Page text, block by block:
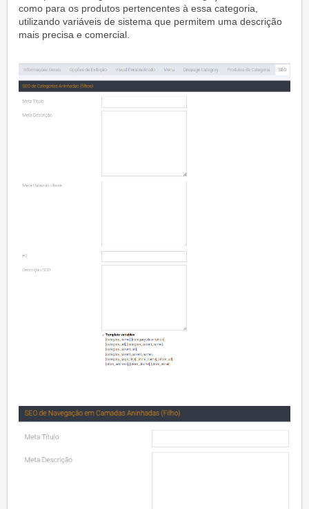
como para os produtos pertencentes à essa categoria,
utilizando variáveis de sistema que permitem uma descrição
mais precisa e comercial.